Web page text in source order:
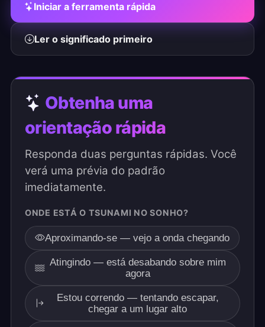
Iniciar a ferramenta rápida
Ler o significado primeiro
Obtenha uma
orientação rápida
Responda duas perguntas rápidas. Você
verá uma prévia do padrão
imediatamente.
ONDE ESTÁ O TSUNAMI NO SONHO?
Aproximando-se — vejo a onda chegando
Atingindo — está desabando sobre mim
agora
Estou correndo — tentando escapar,
chegar a um lugar alto